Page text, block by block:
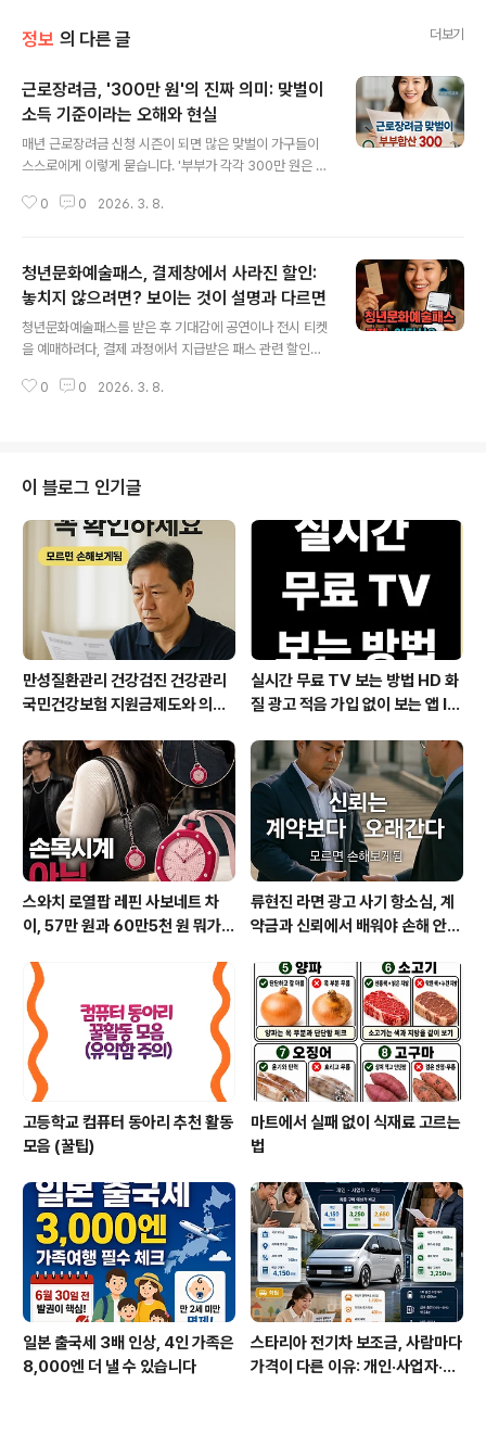
정보 의 다른 글 더보기
근로장려금, '300만 원'의 진짜 의미: 맞벌이
소득 기준이라는 오해와 현실
매년 근로장려금 신청 시즌이 되면 많은 맞벌이 가구들이
스스로에게 이렇게 묻습니다. '부부가 각각 300만 원은 반
득이 월마다 들쭉날쭉하다면 이 문제는 더욱 복잡해집니
이 소득 기준의 오해와 사실을 하나씩 풀어보겠습니다.맞
벌이 근로장려금, '300만 원'의 실체는 무엇인가많은 분들
이 인터넷에서 접하는 '각자 300만 원'이라는 문구는 실제
정책 기준이 아닙니다. 공식 설명이나 기사 어디에도 '부부
각자가 300만 원 이상 소득을 올려야 한다'는 조항은 등장
하지 않습니다. 대신 '300만 원'이라는 숫자는 맞벌이 가
0 0 2026. 3. 8.
청년문화예술패스, 결제창에서 사라진 할인:
놓치지 않으려면? 보이는 것이 설명과 다르면
청년문화예술패스를 받은 후 기대감에 공연이나 전시 티켓
을 예매하려다, 결제 과정에서 지급받은 패스 관련 할인이
들이 많습니다. 분명 예산 지원인데, 실제 온라인 예매 현장
인트를 단계별로 재정리합니다.청년문화예술패스, 결제 전
반드시 확인해야 할 준비절차패스 사용이 막히는 가장 흔
한 이유는, 단순히 본인 확인이나 협력 예매처 회원정보 등
록을 빠뜨린 경우입니다. 청년문화예술패스는 지정된 ‘협
력예매처’ 회원자격이 반드시 필요하며, 이 과정에서 추가
본인인증을 거쳐야만 결제 단계에서 관련 할인 ..
0 0 2026. 3. 8.
이 블로그 인기글
만성질환관리 건강검진 건강관리
국민건강보험 지원금제도와 의료
실시간 무료 TV 보는 방법 HD 화
질 광고 적음 가입 없이 보는 앱 IP
넷 요금제 꿀팁까지
스와치 로열팝 레핀 사보네트 차
이, 57만 원과 60만5천 원 뭐가
류현진 라면 광고 사기 항소심, 계
약금과 신뢰에서 배워야 손해 안
고등학교 컴퓨터 동아리 추천 활동
모음 (꿀팁)
마트에서 실패 없이 식재료 고르는
법
일본 출국세 3배 인상, 4인 가족은
8,000엔 더 낼 수 있습니다
스타리아 전기차 보조금, 사람마다
가격이 다른 이유: 개인·사업자·학